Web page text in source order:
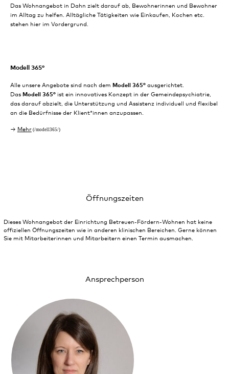
Das Wohnangebot in Dahn zielt darauf ab, Bewohnerinnen und Bewohner
im Alltag zu helfen. Alltägliche Tätigkeiten wie Einkaufen, Kochen etc.
stehen hier im Vordergrund.
Modell 365°
Alle unsere Angebote sind nach dem Modell 365°ausgerichtet.
DasModell 365° ist ein innovatives Konzept in der Gemeindepsychiatrie,
das darauf abzielt, die Unterstützung und Assistenz individuell und flexibel
an die Bedürfnisse der Klient*innen anzupassen.
Mehr
Öffnungszeiten
Dieses Wohnangebot der Einrichtung Betreuen-Fördern-Wohnen hat keine
offiziellen Öffnungszeiten wie in anderen klinischen Bereichen. Gerne können
Sie mit Mitarbeiterinnen und Mitarbeitern einen Termin ausmachen.
Ansprechperson